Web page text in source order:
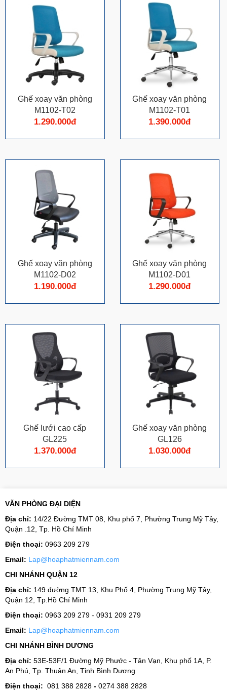
Ghế xoay văn phòng
M1102-T02
1.290.000đ
Ghế xoay văn phòng
M1102-T01
1.390.000đ
Ghế xoay văn phòng
M1102-D02
1.190.000đ
Ghế xoay văn phòng
M1102-D01
1.290.000đ
Ghế lưới cao cấp
GL225
1.370.000đ
Ghế xoay văn phòng
GL126
1.030.000đ
VĂN PHÒNG ĐẠI DIỆN
Địa chỉ: 14/22 Đường TMT 08, Khu phố 7, Phường Trung Mỹ Tây,
Quận .12, Tp. Hồ Chí Minh
Điện thoại: 0963 209 279
Email: Lap@hoaphatmiennam.com
CHI NHÁNH QUẬN 12
Địa chỉ: 149 đường TMT 13, Khu Phố 4, Phường Trung Mỹ Tây,
Quận 12, Tp.Hồ Chí Minh
Điện thoại: 0963 209 279 - 0931 209 279
Email: Lap@hoaphatmiennam.com
CHI NHÁNH BÌNH DƯƠNG
Địa chỉ: 53E-53F/1 Đường Mỹ Phước - Tân Vạn, Khu phố 1A, P.
An Phú, Tp. Thuận An, Tỉnh Bình Dương
Điện thoại: 081 388 2828 - 0274 388 2828